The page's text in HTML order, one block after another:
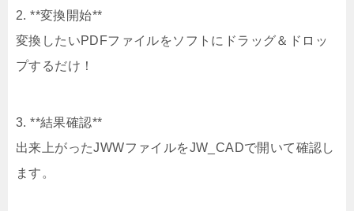
2. **変換開始**
変換したいPDFファイルをソフトにドラッグ＆ドロッ
プするだけ！
3. **結果確認**
出来上がったJWWファイルをJW_CADで開いて確認し
ます。